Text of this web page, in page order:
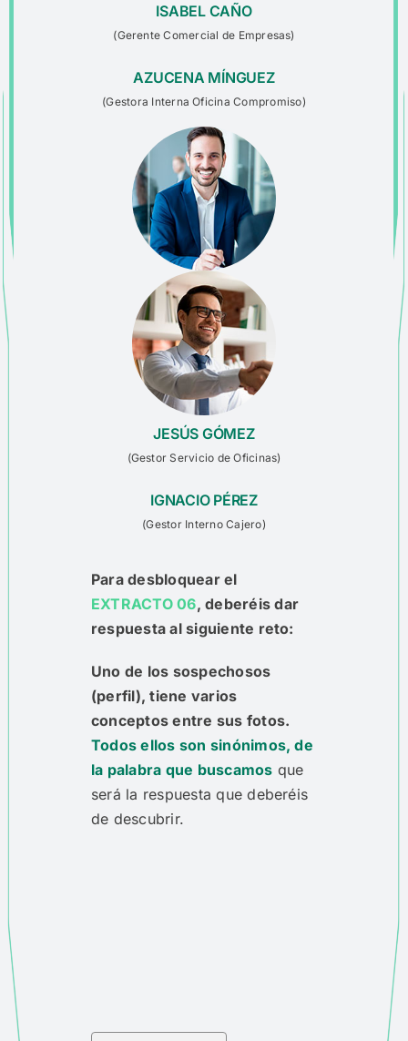
ISABEL CAÑO
(Gerente Comercial de Empresas)
AZUCENA MÍNGUEZ
(Gestora Interna OficinaCompromiso)
JESÚS GÓMEZ
(Gestor Servicio deOficinas)
IGNACIO PÉREZ
(Gestor Interno Cajero)
Para desbloquear el
EXTRACTO 06, deberéis dar
respuesta al siguiente reto:​​
Uno de los sospechosos
(perfil), tiene varios
conceptos entre sus fotos.
Todos ellos son sinónimos, de
la palabra que buscamos que
será la respuesta que deberéis
de descubrir.​